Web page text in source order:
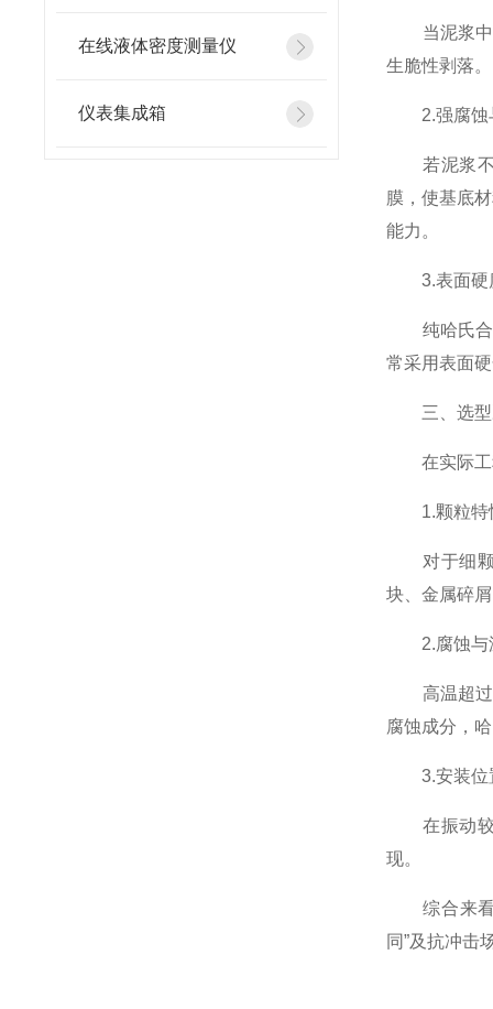
在线液体密度测量仪
仪表集成箱
当泥浆中含
生脆性剥落
2.强腐蚀
若泥浆不
膜，使基底
能力。
3.表面硬
纯哈氏合金
常采用表面
三、选型
在实际工程
1.颗粒特
对于细颗
块、金属碎
2.腐蚀与
高温超过特
腐蚀成分，
3.安装位
在振动较
现。
综合来看，
同”及抗冲击